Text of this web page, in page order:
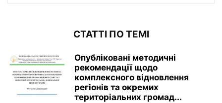
СТАТТІ ПО ТЕМІ
Опубліковані методичні
рекомендації щодо
комплексного відновлення
регіонів та окремих
територіальних громад...